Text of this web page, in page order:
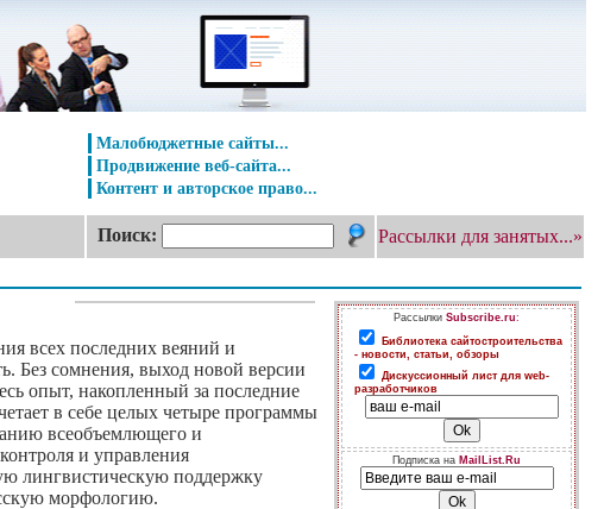
Малобюджетные сайты...
Продвижение веб-сайта...
Контент и авторское право...
Поиск: Рассылки для занятых...»
всех последних веяний и
Без сомнения, выход новой версии
опыт, накопленный за последние
в себе целых четыре программы
всеобъемлющего и
и управления
лингвистическую поддержку
морфологию.
Рассылки Subscribe.ru:
Библиотека сайтостроительства
- новости, статьи, обзоры
Дискуссионный лист для web-
разработчиков
Подписка на MailList.Ru